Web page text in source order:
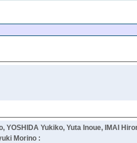
YOSHIDA Yukiko, Yuta Inoue, IMAI
Morino :